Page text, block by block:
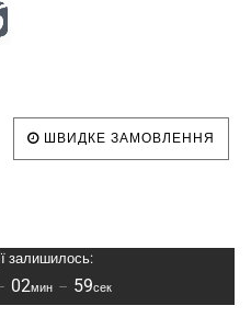
ШВИДКЕ ЗАМОВЛЕННЯ
залишилось:
02мин – 58сек